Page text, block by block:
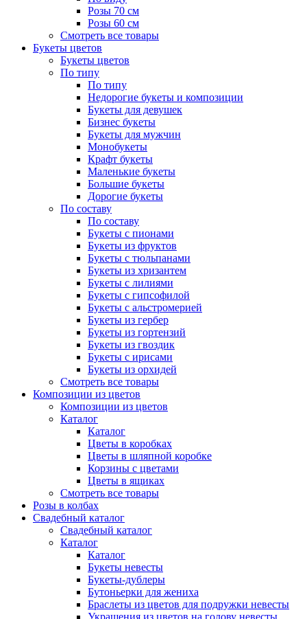
Розы 70 см
Розы 60 см
Смотреть все товары
Букеты цветов
Букеты цветов
По типу
По типу
Недорогие букеты и композиции
Букеты для девушек
Бизнес букеты
Букеты для мужчин
Монобукеты
Крафт букеты
Маленькие букеты
Большие букеты
Дорогие букеты
По составу
По составу
Букеты с пионами
Букеты из фруктов
Букеты с тюльпанами
Букеты из хризантем
Букеты с лилиями
Букеты с гипсофилой
Букеты с альстромерией
Букеты из гербер
Букеты из гортензий
Букеты из гвоздик
Букеты с ирисами
Букеты из орхидей
Смотреть все товары
Композиции из цветов
Композиции из цветов
Каталог
Каталог
Цветы в коробках
Цветы в шляпной коробке
Корзины с цветами
Цветы в ящиках
Смотреть все товары
Розы в колбах
Свадебный каталог
Свадебный каталог
Каталог
Каталог
Букеты невесты
Букеты-дублеры
Бутоньерки для жениха
Браслеты из цветов для подружки невесты